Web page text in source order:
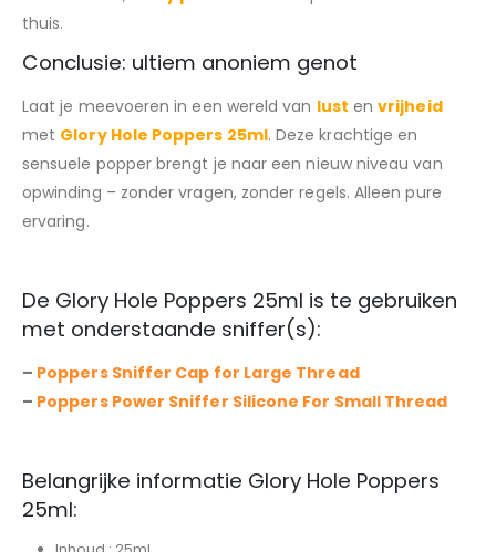
thuis.
Conclusie: ultiem anoniem genot
Laat je meevoeren in een wereld van lust envrijheid
met Glory Hole Poppers 25ml. Deze krachtige en
sensuele popper brengt je naar een nieuw niveau van
opwinding – zonder vragen, zonder regels. Alleen pure
ervaring.
De Glory Hole Poppers 25ml is te gebruiken
met onderstaande sniffer(s):
– Poppers Sniffer Cap for Large Thread
– Poppers Power Sniffer Silicone For Small Thread
Belangrijke informatie Glory Hole Poppers
25ml: